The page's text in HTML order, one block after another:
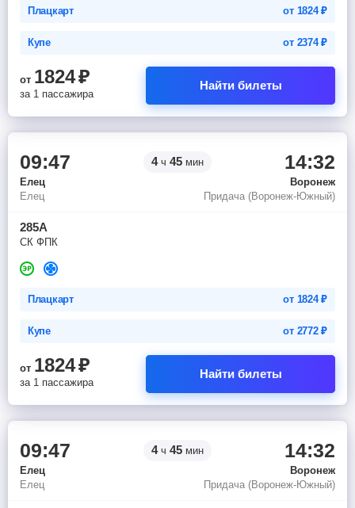
Плацкарт от 1824₽
Купе от 2374₽
от 1824₽
за 1 пассажира
Найти билеты
09:47 4ч 45 мин 14:32
Елец
Воронеж
Елец
Придача (Воронеж-Южный)
285А
СК ФПК
Плацкарт от 1824₽
Купе от 2772₽
от 1824₽
за 1 пассажира
Найти билеты
09:47 4ч 45 мин 14:32
Елец
Воронеж
Елец
Придача (Воронеж-Южный)